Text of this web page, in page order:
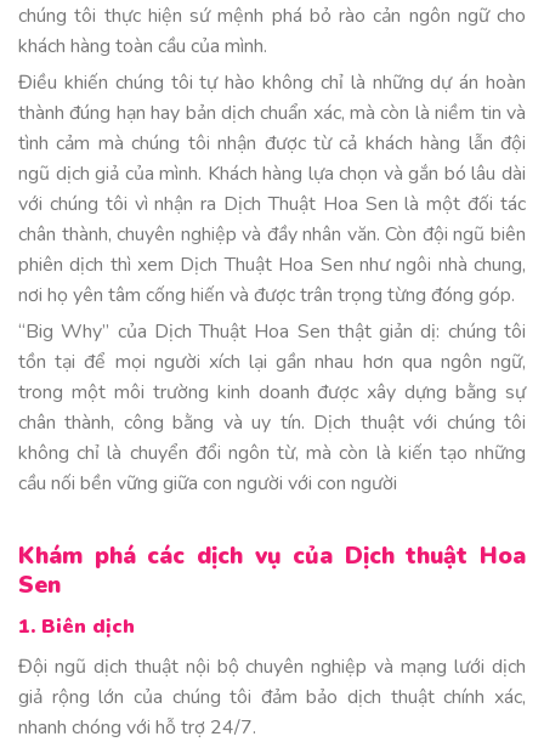
chúng tôi thực hiện sứ mệnh phá bỏ rào cản ngôn ngữ cho
khách hàng toàn cầu của mình.
Điều khiến chúng tôi tự hào không chỉ là những dự án hoàn
thành đúng hạn hay bản dịch chuẩn xác, mà còn là niềm tin và
tình cảm mà chúng tôi nhận được từ cả khách hàng lẫn đội
ngũ dịch giả của mình. Khách hàng lựa chọn và gắn bó lâu dài
với chúng tôi vì nhận ra Dịch Thuật Hoa Sen là một đối tác
chân thành, chuyên nghiệp và đầy nhân văn. Còn đội ngũ biên
phiên dịch thì xem Dịch Thuật Hoa Sen như ngôi nhà chung,
nơi họ yên tâm cống hiến và được trân trọng từng đóng góp.
“Big Why” của Dịch Thuật Hoa Sen thật giản dị: chúng tôi
tồn tại để mọi người xích lại gần nhau hơn qua ngôn ngữ,
trong một môi trường kinh doanh được xây dựng bằng sự
chân thành, công bằng và uy tín. Dịch thuật với chúng tôi
không chỉ là chuyển đổi ngôn từ, mà còn là kiến tạo những
cầu nối bền vững giữa con người với con người
Khám phá các dịch vụ của Dịch thuật Hoa
Sen
1. Biên dịch
Đội ngũ dịch thuật nội bộ chuyên nghiệp và mạng lưới dịch
giả rộng lớn của chúng tôi đảm bảo dịch thuật chính xác,
nhanh chóng với hỗ trợ 24/7.